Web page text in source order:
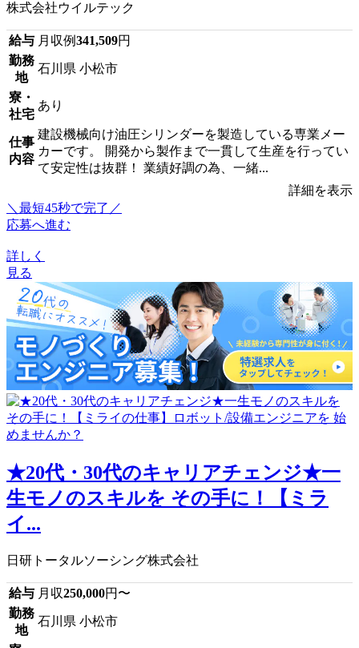
株式会社ウイルテック
給与 月収例341,509円
勤務
地
石川県 小松市
寮・
社宅
あり
仕事
内容
建設機械向け油圧シリンダーを製造している専業メー
カーです。 開発から製作まで一貫して生産を行ってい
て安定性は抜群！ 業績好調の為、一緒...
詳細を表示
＼最短45秒で完了／
応募へ進む
詳しく
見る
★20代・30代のキャリアチェンジ★一
生モノのスキルを その手に！【ミラ
イ...
日研トータルソーシング株式会社
給与 月収250,000円〜
勤務
地
石川県 小松市